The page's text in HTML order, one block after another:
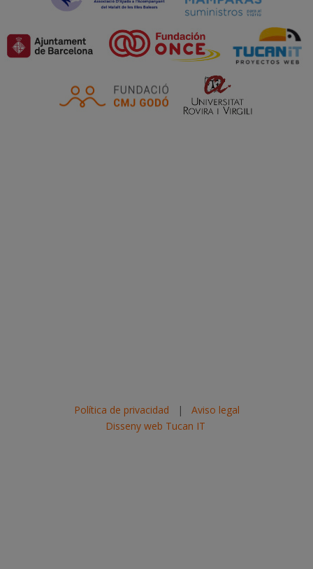
Política de privacidad | Aviso legal
Disseny web Tucan IT